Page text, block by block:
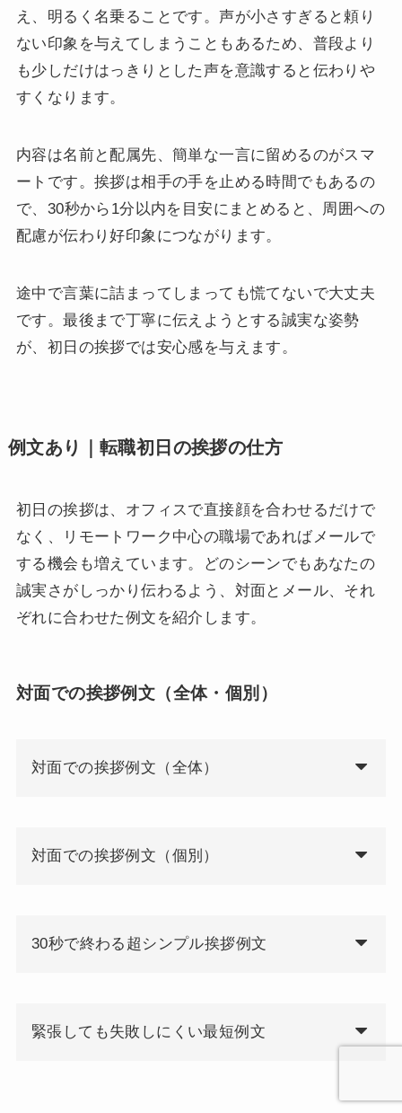
え、明るく名乗ることです。声が小さすぎると頼り
ない印象を与えてしまうこともあるため、普段より
も少しだけはっきりとした声を意識すると伝わりや
すくなります。
内容は名前と配属先、簡単な一言に留めるのがスマ
ートです。挨拶は相手の手を止める時間でもあるの
で、30秒から1分以内を目安にまとめると、周囲への
配慮が伝わり好印象につながります。
途中で言葉に詰まってしまっても慌てないで大丈夫
です。最後まで丁寧に伝えようとする誠実な姿勢
が、初日の挨拶では安心感を与えます。
例文あり｜転職初日の挨拶の仕方
初日の挨拶は、オフィスで直接顔を合わせるだけで
なく、リモートワーク中心の職場であればメールで
する機会も増えています。どのシーンでもあなたの
誠実さがしっかり伝わるよう、対面とメール、それ
ぞれに合わせた例文を紹介します。
対面での挨拶例文（全体・個別）
対面での挨拶例文（全体）
対面での挨拶例文（個別）
30秒で終わる超シンプル挨拶例文
緊張しても失敗しにくい最短例文